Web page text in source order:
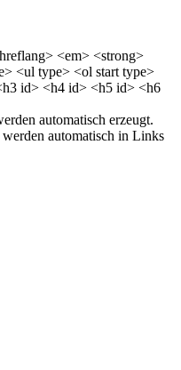
<em> <strong>
<ul type> <ol start type>
id> <h4 id> <h5 id> <h6
automatisch erzeugt.
automatisch in Links